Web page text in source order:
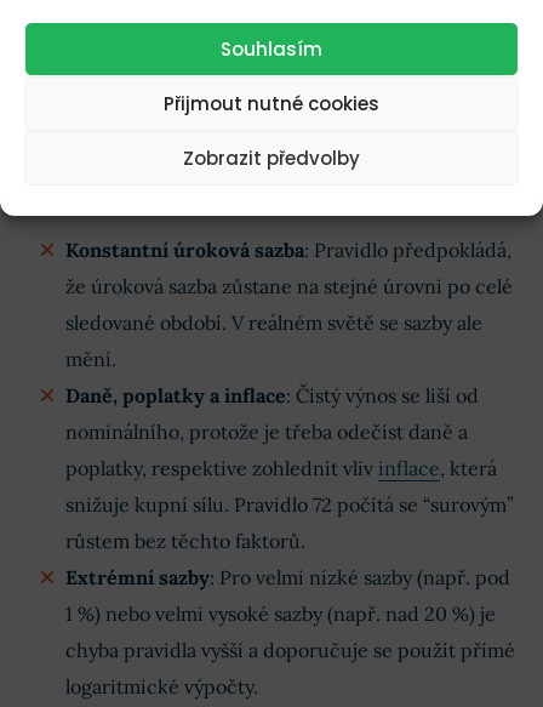
Souhlasím
Přijmout nutné cookies
Zobrazit předvolby
podílových fondů
nutno zjišťovat složité detaily o frekvenci
kapitalizace.
Konstantní úroková sazba: Pravidlo předpokládá,
že úroková sazba zůstane na stejné úrovni po celé
sledované období. V reálném světě se sazby ale
mění.
Daně, poplatky a inflace: Čistý výnos se liší od
nominálního, protože je třeba odečíst daně a
poplatky, respektive zohlednit vliv inflace, která
snižuje kupní sílu. Pravidlo 72 počítá se “surovým”
růstem bez těchto faktorů.
Extrémní sazby: Pro velmi nízké sazby (např. pod
1 %) nebo velmi vysoké sazby (např. nad 20 %) je
chyba pravidla vyšší a doporučuje se použít přímé
logaritmické výpočty.